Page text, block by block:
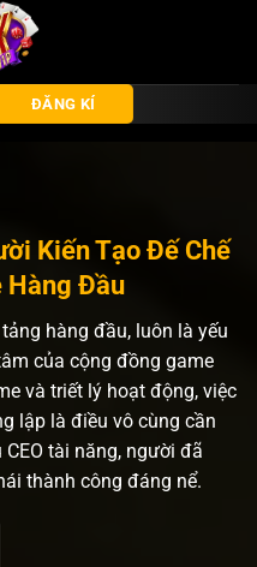
ĐĂNG KÍ
Kiến Tạo Đế Chế
Hàng Đầu
hàng đầu, luôn là yếu
của cộng đồng game
và triết lý hoạt động, việc
lập là điều vô cùng cần
CEO tài năng, người đã
thành công đáng nể.